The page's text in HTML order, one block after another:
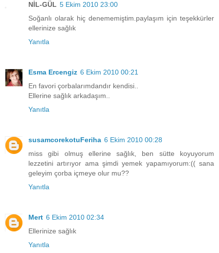
NİL-GÜL 5 Ekim 2010 23:00
Soğanlı olarak hiç denememiştim.paylaşım için teşekkürler
ellerinize sağlık
Yanıtla
Esma Ercengiz 6 Ekim 2010 00:21
En favori çorbalarımdandır kendisi..
Ellerine sağlık arkadaşım..
Yanıtla
susamcorekotuFeriha 6 Ekim 2010 00:28
miss gibi olmuş ellerine sağlık, ben sütte koyuyorum
lezzetini artırıyor ama şimdi yemek yapamıyorum:(( sana
geleyim çorba içmeye olur mu??
Yanıtla
Mert 6 Ekim 2010 02:34
Ellerinize sağlık
Yanıtla